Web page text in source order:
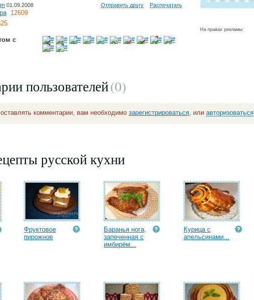
01.09.2008 Отправить другу Распечатать
12609
с
На правах рекламы:
пользователей(0)
комментарии, вам необходимо зарегистрироваться, или авторизоваться
русской кухни
Фруктовое
пирожное
Баранья нога,
запеченная с
имбирём...
Курица с
апельсинами...